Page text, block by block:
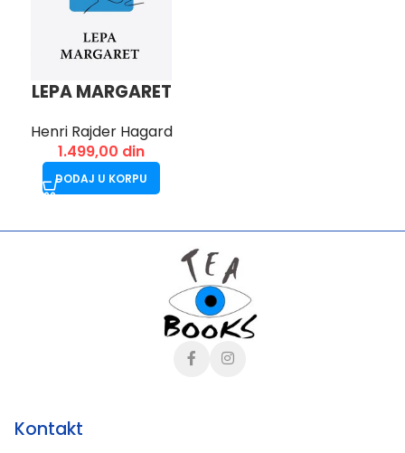
LEPA MARGARET
Henri Rajder Hagard
1.499,00 din
DODAJ U KORPU
Kontakt